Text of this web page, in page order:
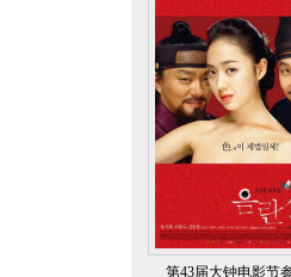
第43届大钟电影节